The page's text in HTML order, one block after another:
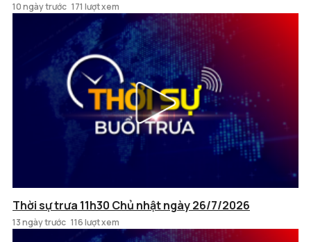
10 ngày trước 171 lượt xem
Thời sự trưa 11h30 Chủ nhật ngày 26/7/2026
13 ngày trước 116 lượt xem